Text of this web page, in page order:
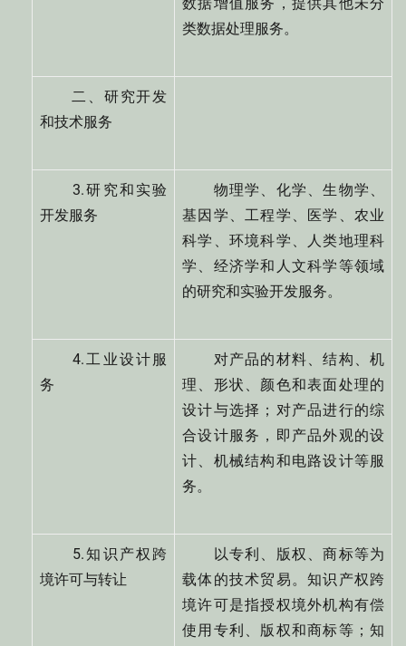
类数据处理服务。
二、研究开发
和技术服务
3.研究和实验
开发服务
物理学、化学、生物学、
基因学、工程学、医学、农业
科学、环境科学、人类地理科
学、经济学和人文科学等领域
的研究和实验开发服务。
4.工业设计服
务
对产品的材料、结构、机
理、形状、颜色和表面处理的
设计与选择；对产品进行的综
合设计服务，即产品外观的设
计、机械结构和电路设计等服
务。
5.知识产权跨
境许可与转让
以专利、版权、商标等为
载体的技术贸易。知识产权跨
境许可是指授权境外机构有偿
使用专利、版权和商标等；知